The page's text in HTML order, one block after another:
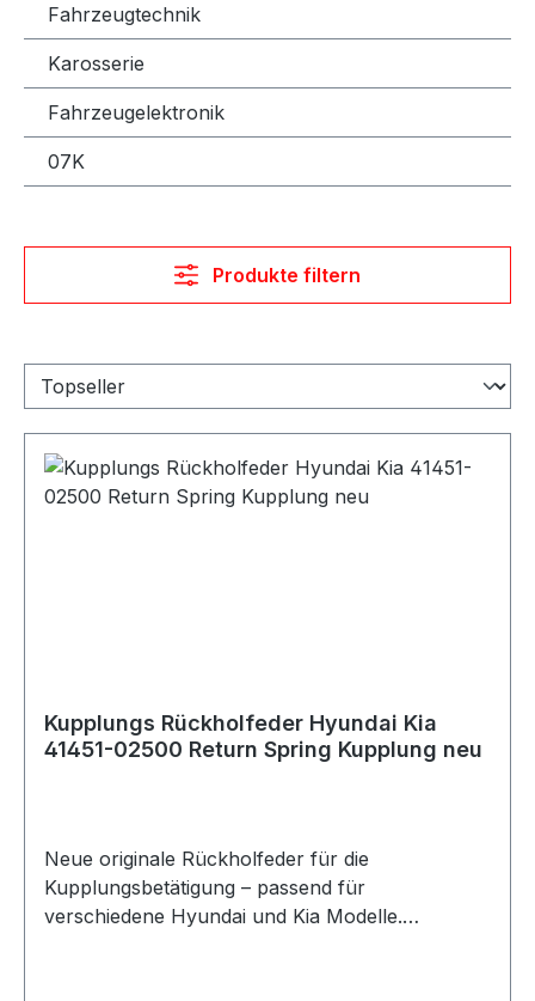
Fahrzeugtechnik
Karosserie
Fahrzeugelektronik
07K
Produkte filtern
Kupplungs Rückholfeder Hyundai Kia
41451-02500 Return Spring Kupplung neu
Neue originale Rückholfeder für die
Kupplungsbetätigung – passend für
verschiedene Hyundai und Kia Modelle.